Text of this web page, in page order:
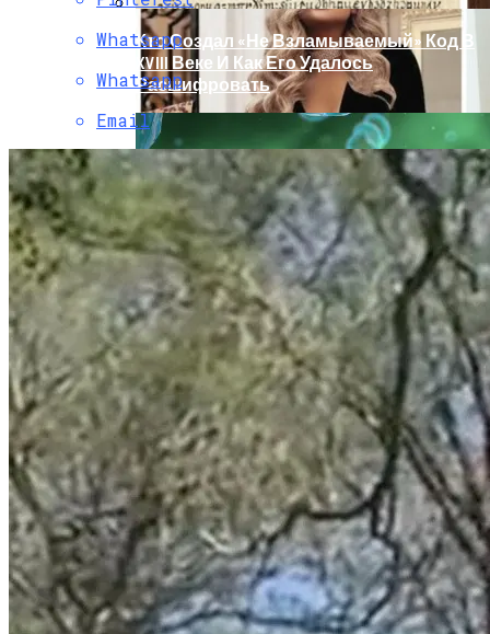
Раскрась Свой Год: Какой Цвет
Принесет Тебе Успех В 2026 Году По
Знаку Зодиака
Кто Создал «не Взламываемый» Код В
XVIII Веке И Как Его Удалось
Расшифровать
Тайна Происхождения Жизни Скоро
Будет Разгадана
Whatsapp
Whatsapp
Email